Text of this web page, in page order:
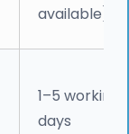
available)
1–5 working
days